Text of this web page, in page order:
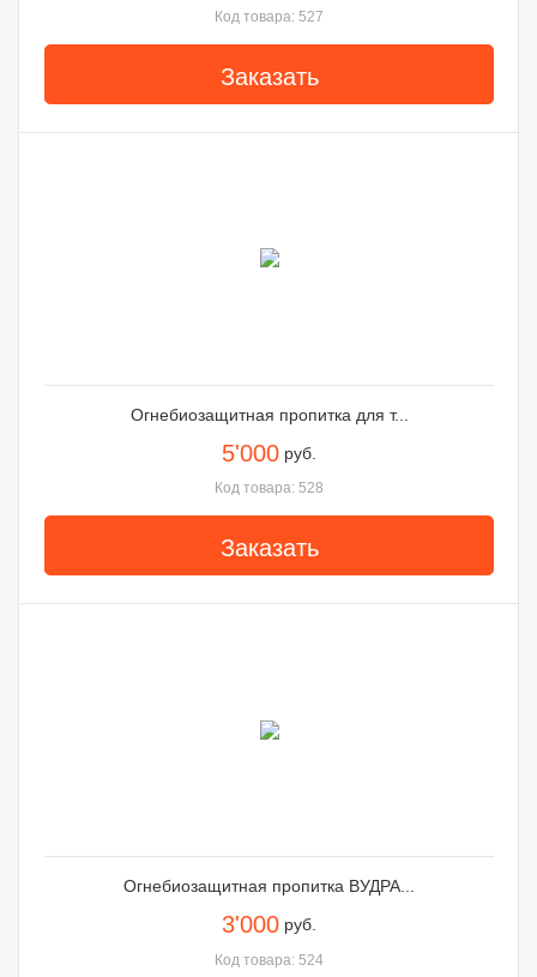
Код товара: 527
Заказать
Огнебиозащитная пропитка для т...
5'000 руб.
Код товара: 528
Заказать
Огнебиозащитная пропитка ВУДРА...
3'000 руб.
Код товара: 524